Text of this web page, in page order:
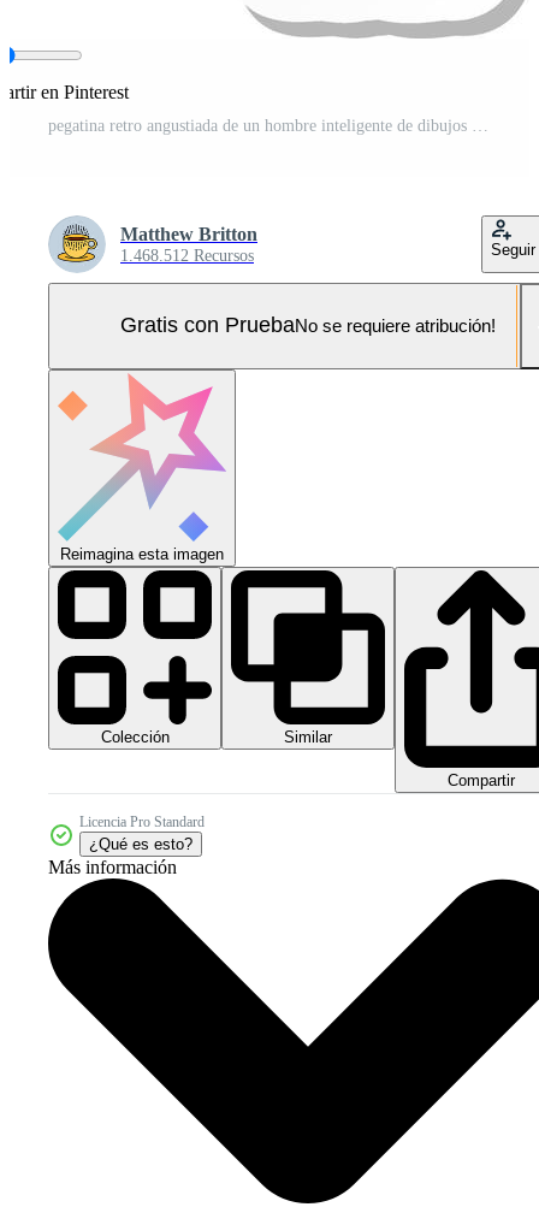
en Pinterest
Matthew Britton
1.468.512 Recursos Seguir
Gratis con PruebaNo se requiere atribución!
Reimagina esta imagen
Colección Similar
Compartir
Licencia Pro Standard
¿Qué es esto?
Más información